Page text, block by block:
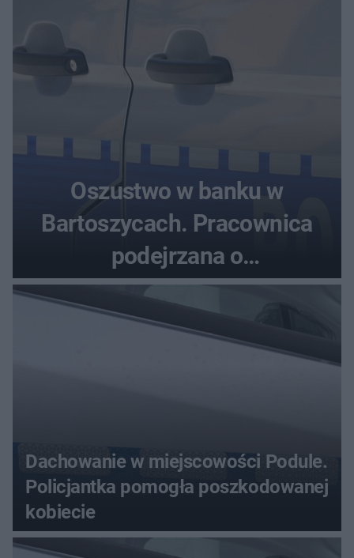
Oszustwo w banku w
Bartoszycach. Pracownica
podejrzana o
przywłaszczenie 470 000 zł
Dachowanie w miejscowości Podule.
Policjantka pomogła poszkodowanej
kobiecie